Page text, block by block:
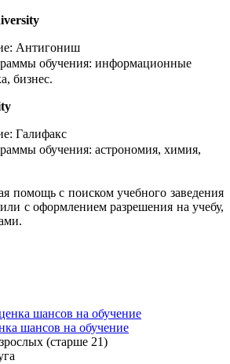
Антигониш
обучения: информационные
бизнес.
Галифакс
обучения: астрономия, химия,
помощь с поиском учебного заведения
с оформлением разрешения на учебу,
шансов на обучение
(старше 21)